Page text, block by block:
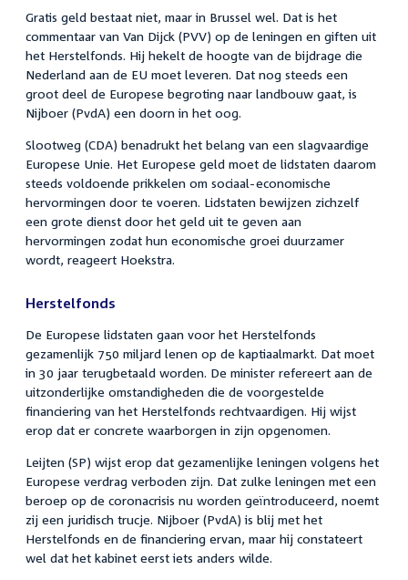
Gratis geld bestaat niet, maar in Brussel wel. Dat is het
commentaar van Van Dijck (PVV) op de leningen en giften uit
het Herstelfonds. Hij hekelt de hoogte van de bijdrage die
Nederland aan de EU moet leveren. Dat nog steeds een
groot deel de Europese begroting naar landbouw gaat, is
Nijboer (PvdA) een doorn in het oog.
Slootweg (CDA) benadrukt het belang van een slagvaardige
Europese Unie. Het Europese geld moet de lidstaten daarom
steeds voldoende prikkelen om sociaal-economische
hervormingen door te voeren. Lidstaten bewijzen zichzelf
een grote dienst door het geld uit te geven aan
hervormingen zodat hun economische groei duurzamer
wordt, reageert Hoekstra.
Herstelfonds
De Europese lidstaten gaan voor het Herstelfonds
gezamenlijk 750 miljard lenen op de kaptiaalmarkt. Dat moet
in 30 jaar terugbetaald worden. De minister refereert aan de
uitzonderlijke omstandigheden die de voorgestelde
financiering van het Herstelfonds rechtvaardigen. Hij wijst
erop dat er concrete waarborgen in zijn opgenomen.
Leijten (SP) wijst erop dat gezamenlijke leningen volgens het
Europese verdrag verboden zijn. Dat zulke leningen met een
beroep op de coronacrisis nu worden geïntroduceerd, noemt
zij een juridisch trucje. Nijboer (PvdA) is blij met het
Herstelfonds en de financiering ervan, maar hij constateert
wel dat het kabinet eerst iets anders wilde.